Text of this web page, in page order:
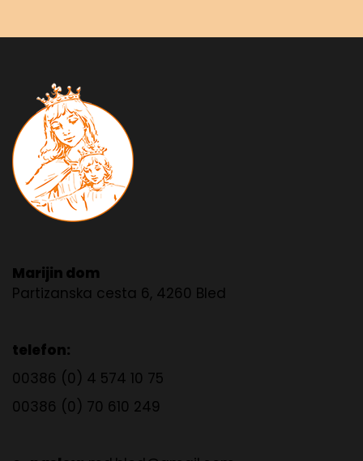
Marijin dom
Partizanska cesta 6, 4260 Bled
telefon:
00386 (0) 4 574 10 75
00386 (0) 70 610 249